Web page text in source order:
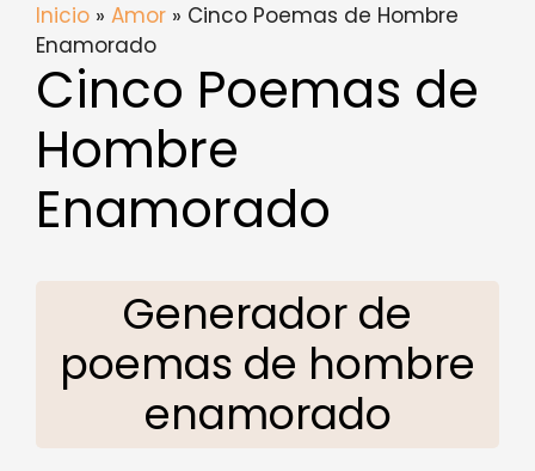
Inicio » Amor » Cinco Poemas de Hombre
Enamorado
Cinco Poemas de
Hombre
Enamorado
Generador de
poemas de hombre
enamorado